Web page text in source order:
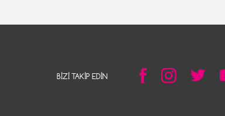
BIZI TAKIP EDIN